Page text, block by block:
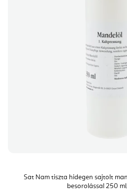
Sat Nam tiszta hidegen sajtolt
besorolással 250